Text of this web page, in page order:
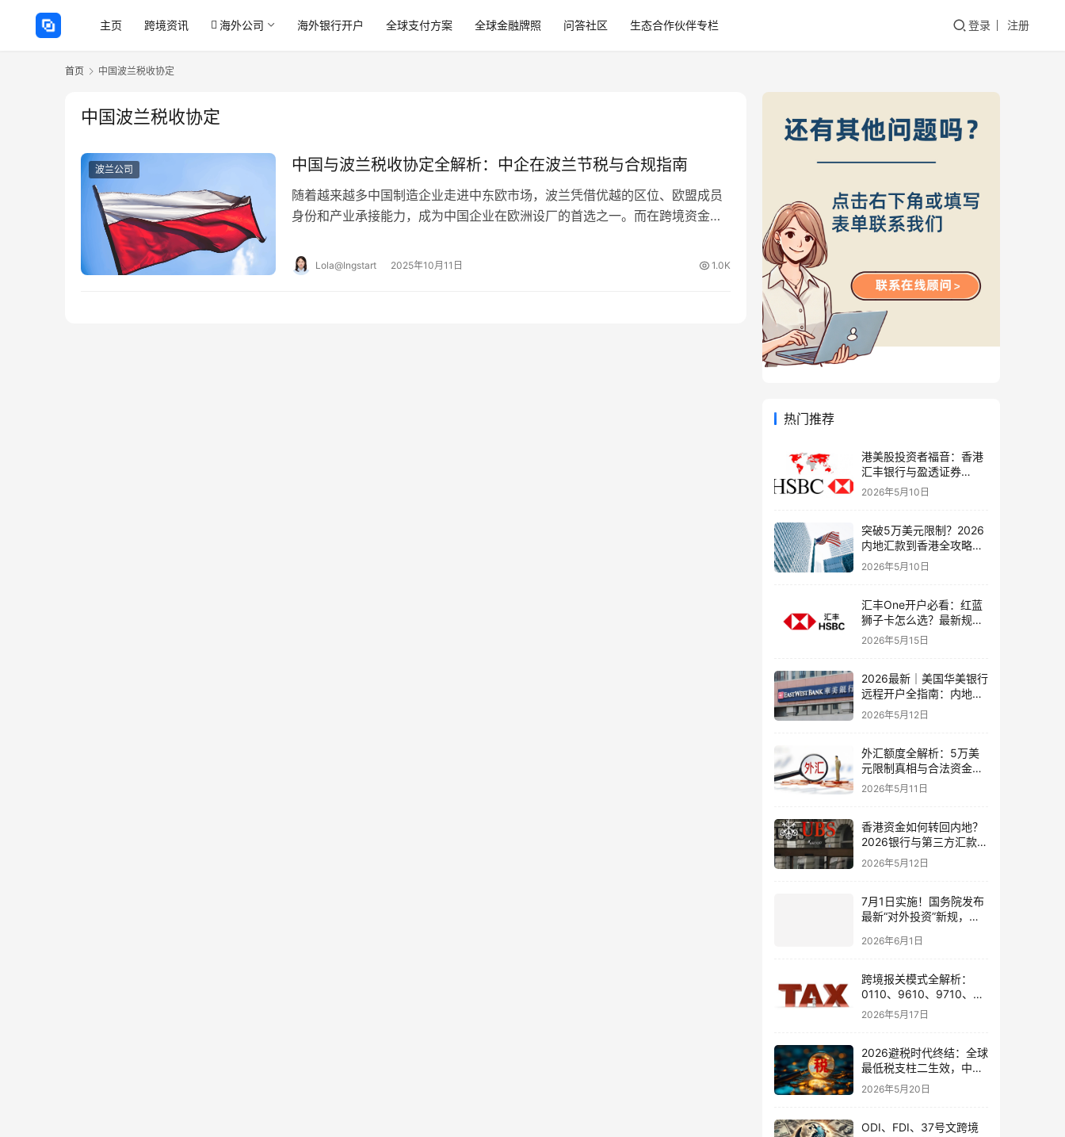
主页 跨境资讯 海外公司 海外银行开户 全球支付方案 全球金融牌照 问答社区 生态合作伙伴专栏 登录 注册
首页 中国波兰税收协定
中国波兰税收协定
波兰公司 中国与波兰税收协定全解析：中企在波兰节税与合规指南
随着越来越多中国制造企业走进中东欧市场，波兰凭借优越的区位、欧盟成员
身份和产业承接能力，成为中国企业在欧洲设厂的首选之一。而在跨境资金往
Lola@Ingstart 2025年10月11日 1.0K
热门推荐
港美股投资者福音：香港
汇丰银行与盈透证券
（IBKR）绑定入金全流
2026年5月10日
突破5万美元限制？2026
内地汇款到香港全攻略：
4种合法路径、手续费对
比与避坑指南
2026年5月10日
汇丰One开户必看：红蓝
狮子卡怎么选？最新规则
+补办攻略+5个避坑指南
2026年5月15日
2026最新｜美国华美银行
远程开户全指南：内地居
民足不出户办理美股与跨
境账户实操解析
2026年5月12日
外汇额度全解析：5万美
元限制真相与合法资金出
境通道
2026年5月11日
香港资金如何转回内地？
2026银行与第三方汇款全
攻略
2026年5月12日
7月1日实施！国务院发布
最新“对外投资”新规，炒
会有何影响
2026年6月1日
跨境报关模式全解析：
0110、9610、9710、
9810、1039、1210 的区
2026年5月17日
2026避税时代终结：全球
最低税支柱二生效，中国
企业家海外公司合规3大
2026年5月20日
ODI、FDI、37号文跨境